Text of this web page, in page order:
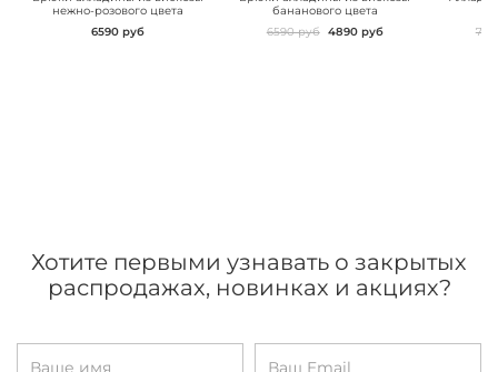
нежно-розового цвета
6590 руб
бананового цвета
6590 руб 4890 руб
Хотите первыми узнавать о закрытых
распродажах, новинках и акциях?